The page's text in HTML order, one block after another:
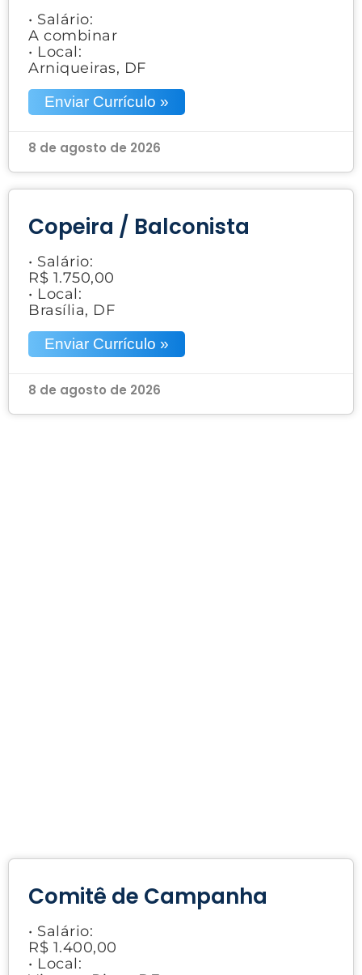
• Salário:
A combinar
• Local:
Arniqueiras, DF
Enviar Currículo »
8 de agosto de 2026
Copeira / Balconista
• Salário:
R$ 1.750,00
• Local:
Brasília, DF
Enviar Currículo »
8 de agosto de 2026
Comitê de Campanha
• Salário:
R$ 1.400,00
• Local: